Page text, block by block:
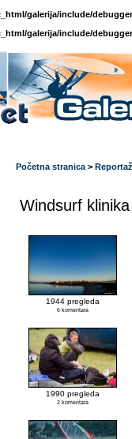
galerija/include/
galerija/include/
Početna stranica >
Windsurf
1944 pregleda
6 komentara
1990 pregleda
2 komentara